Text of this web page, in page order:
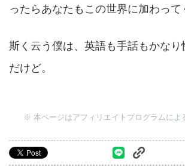
ったらあなたもこの世界に加わって
斯く云う僕は、英語も手話もかなり
だけど。
※ 本ページはアフィリエイトプログラムによ